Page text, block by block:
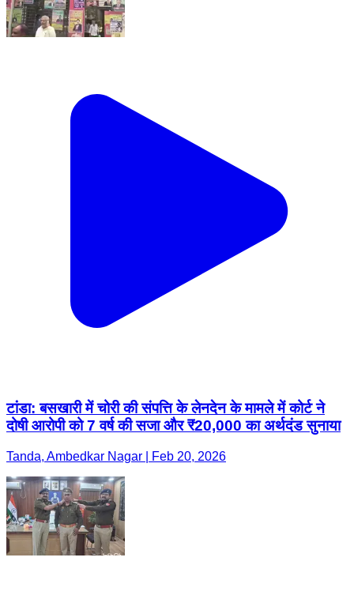
टांडा: बसखारी में चोरी की संपत्ति के लेनदेन के मामले में कोर्ट ने
दोषी आरोपी को 7 वर्ष की सजा और ₹20,000 का अर्थदंड सुनाया
Tanda, Ambedkar Nagar | Feb 20, 2026